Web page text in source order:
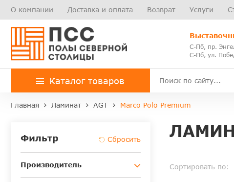
О компании Доставка и оплата Возврат Услуги
С-Пб, пр.
С-Пб, ул.
Каталог товаров
Главная Ламинат AGT Marco Polo Premium
Фильтр
Производитель Сортировать по: